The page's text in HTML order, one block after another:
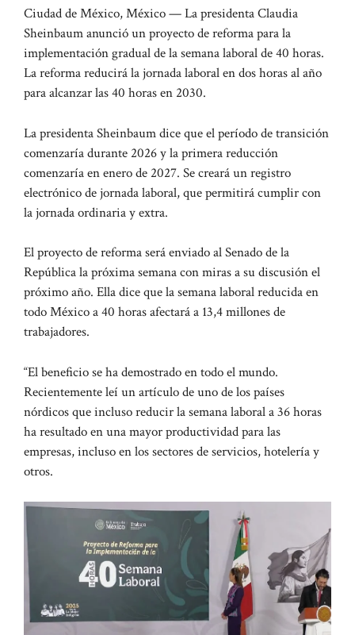
Ciudad de México, México — La presidenta Claudia
Sheinbaum anunció un proyecto de reforma para la
implementación gradual de la semana laboral de 40 horas.
La reforma reducirá la jornada laboral en dos horas al año
para alcanzar las 40 horas en 2030.
La presidenta Sheinbaum dice que el período de transición
comenzaría durante 2026 y la primera reducción
comenzaría en enero de 2027. Se creará un registro
electrónico de jornada laboral, que permitirá cumplir con
la jornada ordinaria y extra.
El proyecto de reforma será enviado al Senado de la
República la próxima semana con miras a su discusión el
próximo año. Ella dice que la semana laboral reducida en
todo México a 40 horas afectará a 13,4 millones de
trabajadores.
“El beneficio se ha demostrado en todo el mundo.
Recientemente leí un artículo de uno de los países
nórdicos que incluso reducir la semana laboral a 36 horas
ha resultado en una mayor productividad para las
empresas, incluso en los sectores de servicios, hotelería y
otros.